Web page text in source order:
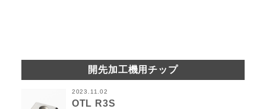
開先加工機用チップ
2023.11.02
OTL R3S